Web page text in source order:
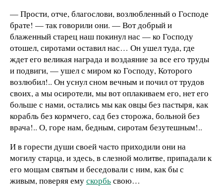
— Прости, отче, благослови, возлюбленный о Господе
брате! — так говорили они. — Вот добрый и
блаженный старец наш покинул нас — ко Господу
отошел, сиротами оставил нас… Он ушел туда, где
ждет его великая награда и воздаяние за все его труды
и подвиги, — ушел с миром ко Господу, Которого
возлюбил!.. Он уснул сном вечным и почил от трудов
своих, а мы осиротели, мы вот оплакиваем его, нет его
больше с нами, остались мы как овцы без пастыря, как
корабль без кормчего, сад без сторожа, больной без
врача!.. О, горе нам, бедным, сиротам безутешным!..
И в горести души своей часто приходили они на
могилу старца, и здесь, в слезной молитве, припадали к
его мощам святым и беседовали с ним, как бы с
живым, поверяя емускорбьсвою…